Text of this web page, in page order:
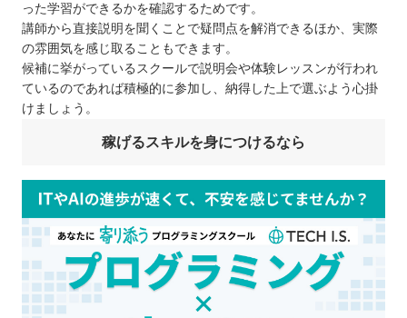
った学習ができるかを確認するためです。
講師から直接説明を聞くことで疑問点を解消できるほか、実際
の雰囲気を感じ取ることもできます。
候補に挙がっているスクールで説明会や体験レッスンが行われ
ているのであれば積極的に参加し、納得した上で選ぶよう心掛
けましょう。
稼げるスキルを身につけるなら